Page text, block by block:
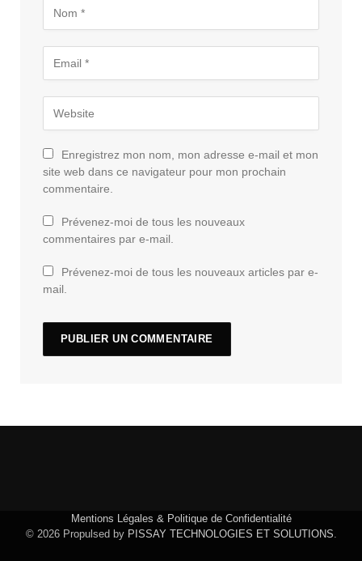
Enregistrez mon nom, mon adresse e-mail et mon
site web dans ce navigateur pour mon prochain
commentaire.
Prévenez-moi de tous les nouveaux
commentaires par e-mail.
Prévenez-moi de tous les nouveaux articles par e-
mail.
Mentions Légales & Politique de Confidentialité
© 2026 Propulsed by PISSAY TECHNOLOGIES ET SOLUTIONS